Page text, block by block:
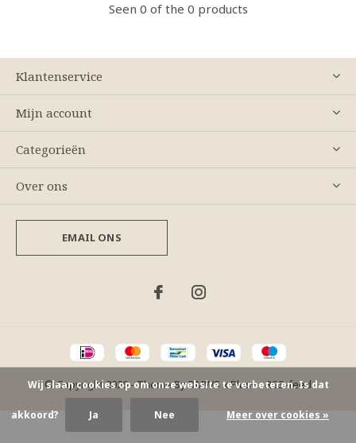
Seen 0 of the 0 products
Klantenservice
Mijn account
Categorieën
Over ons
EMAIL ONS
© Copyright2026- Theme ByDMWS xPlus+-RSS-feed
Wij slaan cookies op om onze website te verbeteren. Is dat
akkoord? Ja Nee Meer over cookies »